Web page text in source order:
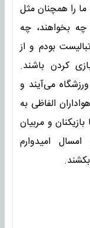
را همچنان مثل
چه بخواهند، چه
بودم و از
کردن باشند.
می‌آیند و
الفاظی به
و مربیان
امیدوارم